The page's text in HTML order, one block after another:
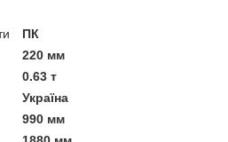
ПК
220 мм
0.63 т
Україна
990 мм